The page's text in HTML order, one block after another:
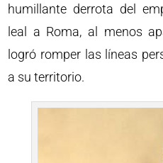
humillante derrota del
leal a Roma, al menos
logró romper las líneas
a su territorio.